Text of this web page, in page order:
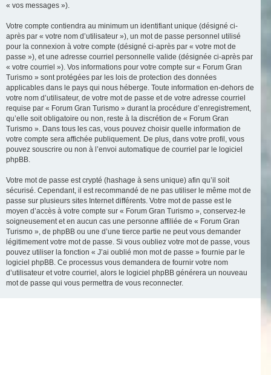
« vos messages »).
Votre compte contiendra au minimum un identifiant unique (désigné ci-
après par « votre nom d’utilisateur »), un mot de passe personnel utilisé
pour la connexion à votre compte (désigné ci-après par « votre mot de
passe »), et une adresse courriel personnelle valide (désignée ci-après par
« votre courriel »). Vos informations pour votre compte sur « Forum Gran
Turismo » sont protégées par les lois de protection des données
applicables dans le pays qui nous héberge. Toute information en-dehors de
votre nom d’utilisateur, de votre mot de passe et de votre adresse courriel
requise par « Forum Gran Turismo » durant la procédure d’enregistrement,
qu’elle soit obligatoire ou non, reste à la discrétion de « Forum Gran
Turismo ». Dans tous les cas, vous pouvez choisir quelle information de
votre compte sera affichée publiquement. De plus, dans votre profil, vous
pouvez souscrire ou non à l’envoi automatique de courriel par le logiciel
phpBB.
Votre mot de passe est crypté (hashage à sens unique) afin qu’il soit
sécurisé. Cependant, il est recommandé de ne pas utiliser le même mot de
passe sur plusieurs sites Internet différents. Votre mot de passe est le
moyen d’accès à votre compte sur « Forum Gran Turismo », conservez-le
soigneusement et en aucun cas une personne affiliée de « Forum Gran
Turismo », de phpBB ou une d’une tierce partie ne peut vous demander
légitimement votre mot de passe. Si vous oubliez votre mot de passe, vous
pouvez utiliser la fonction « J’ai oublié mon mot de passe » fournie par le
logiciel phpBB. Ce processus vous demandera de fournir votre nom
d’utilisateur et votre courriel, alors le logiciel phpBB générera un nouveau
mot de passe qui vous permettra de vous reconnecter.